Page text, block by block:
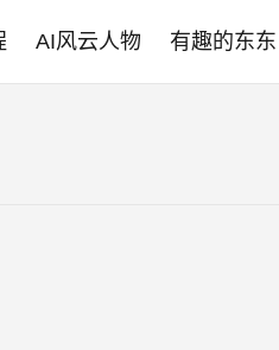
AI风云人物 有趣的东东